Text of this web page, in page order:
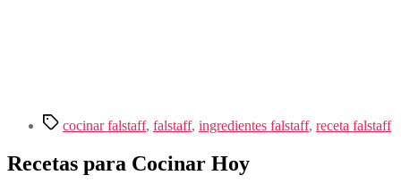
Etiquetas
cocinar falstaff, falstaff, ingredientes falstaff, receta falstaff
Recetas para Cocinar Hoy